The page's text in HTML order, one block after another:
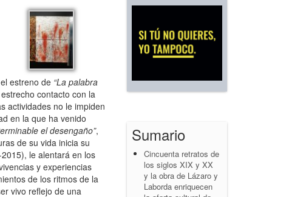
estreno de “La palabra
contacto con la
actividades no le impiden
en la que ha venido
el desengaño”,
de su vida inicia su
le alentará en los
y experiencias
de los ritmos de la
vivo reflejo de una
Sumario
Cincuenta retratos de
los siglos XIX y XX
y la obra de Lázaro y
Laborda enriquecen